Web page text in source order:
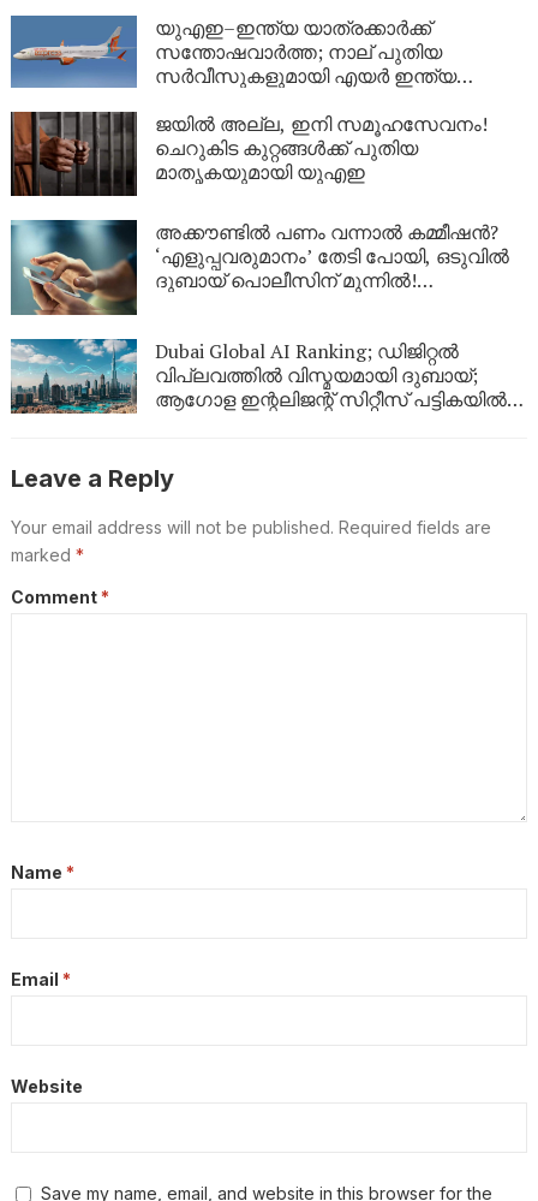
യുഎഇ–ഇന്ത്യ യാത്രക്കാർക്ക്
സന്തോഷവാർത്ത; നാല് പുതിയ
സർവീസുകളുമായി എയർ ഇന്ത്യ
ജയിൽ അല്ല, ഇനി സമൂഹസേവനം!
ചെറുകിട കുറ്റങ്ങൾക്ക് പുതിയ
മാതൃകയുമായി യുഎഇ
അക്കൗണ്ടിൽ പണം വന്നാൽ കമ്മീഷൻ?
‘എളുപ്പവരുമാനം’ തേടി പോയി, ഒടുവിൽ
ദുബായ് പൊലീസിന് മുന്നിൽ!
Dubai Global AI Ranking; ഡിജിറ്റൽ
വിപ്ലവത്തിൽ വിസ്മയമായി ദുബായ്;
ആഗോള ഇന്റലിജന്റ് സിറ്റീസ് പട്ടികയിൽ
Leave a Reply
Your email address will not be published. Required fields are
marked *
Comment *
Name *
Email *
Website
Save my name, email, and website in this browser for the